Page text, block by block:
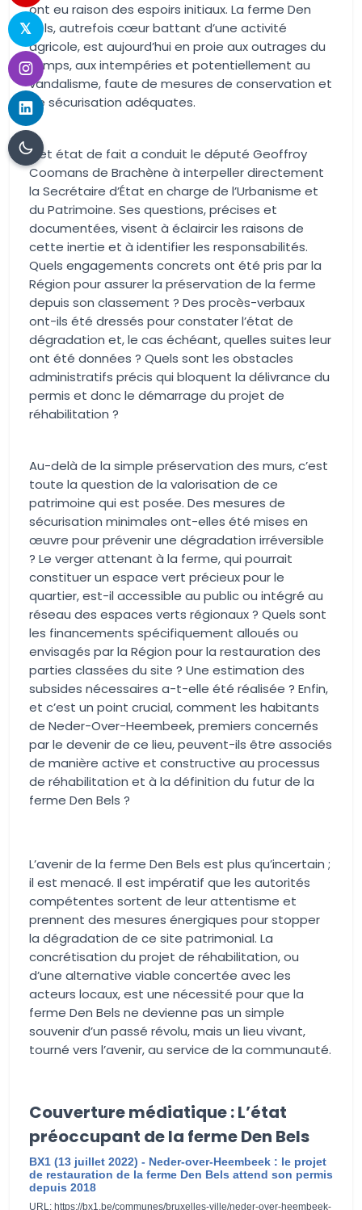
ont eu raison des espoirs initiaux. La ferme Den
Bels, autrefois cœur battant d’une activité
agricole, est aujourd’hui en proie aux outrages du
temps, aux intempéries et potentiellement au
vandalisme, faute de mesures de conservation et
de sécurisation adéquates.
Cet état de fait a conduit le député Geoffroy
Coomans de Brachène à interpeller directement
la Secrétaire d’État en charge de l’Urbanisme et
du Patrimoine. Ses questions, précises et
documentées, visent à éclaircir les raisons de
cette inertie et à identifier les responsabilités.
Quels engagements concrets ont été pris par la
Région pour assurer la préservation de la ferme
depuis son classement ? Des procès-verbaux
ont-ils été dressés pour constater l’état de
dégradation et, le cas échéant, quelles suites leur
ont été données ? Quels sont les obstacles
administratifs précis qui bloquent la délivrance du
permis et donc le démarrage du projet de
réhabilitation ?
Au-delà de la simple préservation des murs, c’est
toute la question de la valorisation de ce
patrimoine qui est posée. Des mesures de
sécurisation minimales ont-elles été mises en
œuvre pour prévenir une dégradation irréversible
? Le verger attenant à la ferme, qui pourrait
constituer un espace vert précieux pour le
quartier, est-il accessible au public ou intégré au
réseau des espaces verts régionaux ? Quels sont
les financements spécifiquement alloués ou
envisagés par la Région pour la restauration des
parties classées du site ? Une estimation des
subsides nécessaires a-t-elle été réalisée ? Enfin,
et c’est un point crucial, comment les habitants
de Neder-Over-Heembeek, premiers concernés
par le devenir de ce lieu, peuvent-ils être associés
de manière active et constructive au processus
de réhabilitation et à la définition du futur de la
ferme Den Bels ?
L’avenir de la ferme Den Bels est plus qu’incertain ;
il est menacé. Il est impératif que les autorités
compétentes sortent de leur attentisme et
prennent des mesures énergiques pour stopper
la dégradation de ce site patrimonial. La
concrétisation du projet de réhabilitation, ou
d’une alternative viable concertée avec les
acteurs locaux, est une nécessité pour que la
ferme Den Bels ne devienne pas un simple
souvenir d’un passé révolu, mais un lieu vivant,
tourné vers l’avenir, au service de la communauté.
Couverture médiatique : L’état
préoccupant de la ferme Den Bels
BX1 (13 juillet 2022) - Neder-over-Heembeek : le projet
de restauration de la ferme Den Bels attend son permis
depuis 2018
URL: https://bx1.be/communes/bruxelles-ville/neder-over-heembeek-